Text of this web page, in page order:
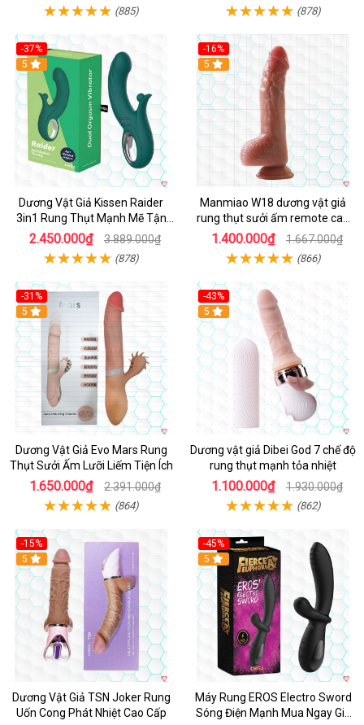
(885) (878)
-37%
Hot
5
Dương Vật Giả Kissen Raider
3in1 Rung Thụt Mạnh Mẽ Tận
Hưởng
2.450.000₫ 3.889.000₫
(878)
-16%
Hot
5
Manmiao W18 dương vật giả
rung thụt sưởi ấm remote cao
cấp
1.400.000₫ 1.667.000₫
(866)
-31%
5
Dương Vật Giả Evo Mars Rung
Thụt Sưởi Ấm Lưỡi Liếm Tiện Ích
1.650.000₫ 2.391.000₫
(864)
-43%
Hot
5
Dương vật giả Dibei God 7 chế độ
rung thụt mạnh tỏa nhiệt
1.100.000₫ 1.930.000₫
(862)
-15%
5
Dương Vật Giả TSN Joker Rung
Uốn Cong Phát Nhiệt Cao Cấp
-45%
5
Máy Rung EROS Electro Sword
Sóng Điện Mạnh Mua Ngay Giá